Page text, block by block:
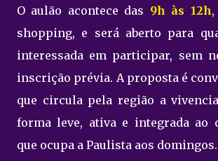
O aulão acontece das 9h às 12h
shopping, e será aberto para
interessada em participar, sem
inscrição prévia. A proposta é
que circula pela região a
forma leve, ativa e integrada ao
que ocupa a Paulista aos domingos.